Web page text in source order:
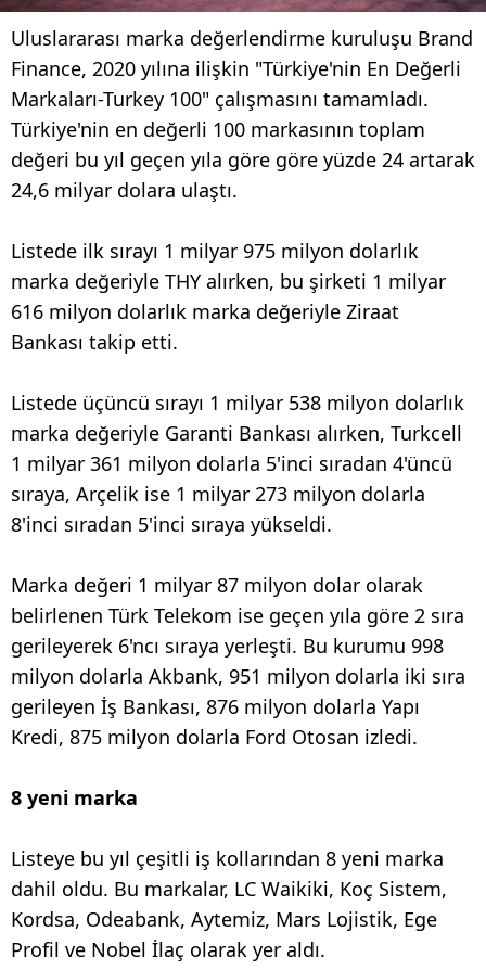
Uluslararası marka değerlendirme kuruluşu Brand
Finance, 2020 yılına ilişkin "Türkiye'nin En Değerli
Markaları-Turkey 100" çalışmasını tamamladı.
Türkiye'nin en değerli 100 markasının toplam
değeri bu yıl geçen yıla göre göre yüzde 24 artarak
24,6 milyar dolara ulaştı.
Listede ilk sırayı 1 milyar 975 milyon dolarlık
marka değeriyle THY alırken, bu şirketi 1 milyar
616 milyon dolarlık marka değeriyle Ziraat
Bankası takip etti.
Listede üçüncü sırayı 1 milyar 538 milyon dolarlık
marka değeriyle Garanti Bankası alırken, Turkcell
1 milyar 361 milyon dolarla 5'inci sıradan 4'üncü
sıraya, Arçelik ise 1 milyar 273 milyon dolarla
8'inci sıradan 5'inci sıraya yükseldi.
Marka değeri 1 milyar 87 milyon dolar olarak
belirlenen Türk Telekom ise geçen yıla göre 2 sıra
gerileyerek 6'ncı sıraya yerleşti. Bu kurumu 998
milyon dolarla Akbank, 951 milyon dolarla iki sıra
gerileyen İş Bankası, 876 milyon dolarla Yapı
Kredi, 875 milyon dolarla Ford Otosan izledi.
8 yeni marka
Listeye bu yıl çeşitli iş kollarından 8 yeni marka
dahil oldu. Bu markalar, LC Waikiki, Koç Sistem,
Kordsa, Odeabank, Aytemiz, Mars Lojistik, Ege
Profil ve Nobel İlaç olarak yer aldı.